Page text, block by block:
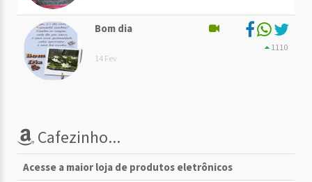
Bom dia
14 Fev
1110
Cafezinho...
Acesse a maior loja de produtos eletrônicos